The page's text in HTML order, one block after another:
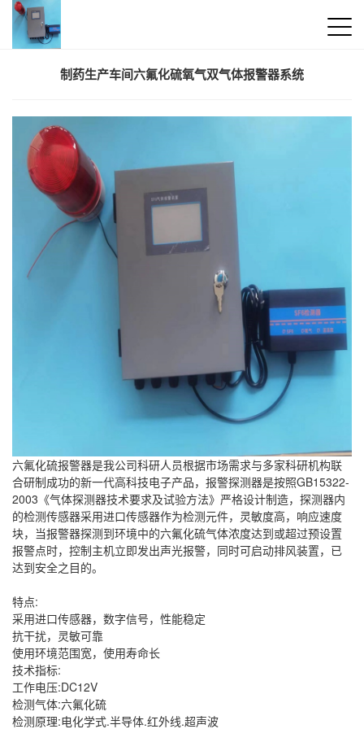
制药生产车间六氟化硫氧气双气体报警器系统
六氟化硫报警器是我公司科研人员根据市场需求与多家科研机构联
合研制成功的新一代高科技电子产品，报警探测器是按照GB15322-
2003《气体探测器技术要求及试验方法》严格设计制造，探测器内
的检测传感器采用进口传感器作为检测元件，灵敏度高，响应速度
块，当报警器探测到环境中的六氟化硫气体浓度达到或超过预设置
报警点时，控制主机立即发出声光报警，同时可启动排风装置，已
达到安全之目的。
特点:
采用进口传感器，数字信号，性能稳定
抗干扰，灵敏可靠
使用环境范围宽，使用寿命长
技术指标:
工作电压:DC12V
检测气体:六氟化硫
检测原理:电化学式.半导体.红外线.超声波